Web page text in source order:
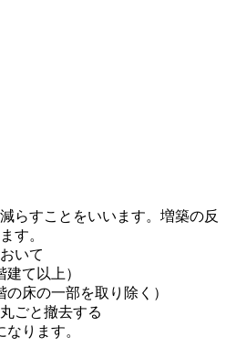
らすことをいいます。増築の反
す。
いて
て以上）
床の一部を取り除く）
ごと撤去する
ります。